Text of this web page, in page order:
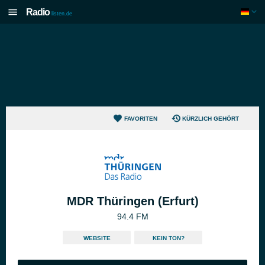
Radio listen.de
FAVORITEN KÜRZLICH GEHÖRT
MDR Thüringen (Erfurt)
94.4 FM
WEBSITE KEIN TON?